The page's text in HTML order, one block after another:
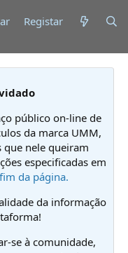
Registar
público on-line de
da marca UMM,
que nele queiram
especificadas em
da página.
da informação
se à comunidade,